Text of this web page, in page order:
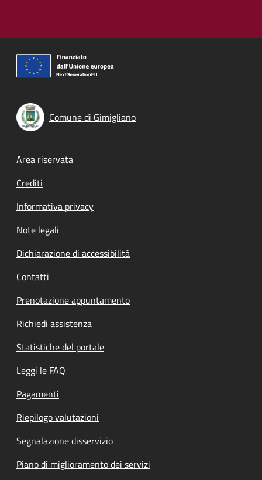
Comune di Gimigliano
Footer menu
Area riservata
Crediti
Informativa privacy
Note legali
Dichiarazione di accessibilità
Contatti
Prenotazione appuntamento
Richiedi assistenza
Statistiche del portale
Leggi le FAQ
Pagamenti
Riepilogo valutazioni
Segnalazione disservizio
Piano di miglioramento dei servizi